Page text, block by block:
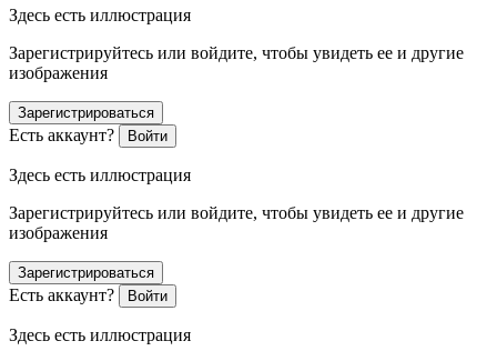
Здесь есть иллюстрация
Зарегистрируйтесь или войдите, чтобы увидеть ее и другие
изображения
Зарегистрироваться
Есть аккаунт? Войти
Здесь есть иллюстрация
Зарегистрируйтесь или войдите, чтобы увидеть ее и другие
изображения
Зарегистрироваться
Есть аккаунт? Войти
Здесь есть иллюстрация